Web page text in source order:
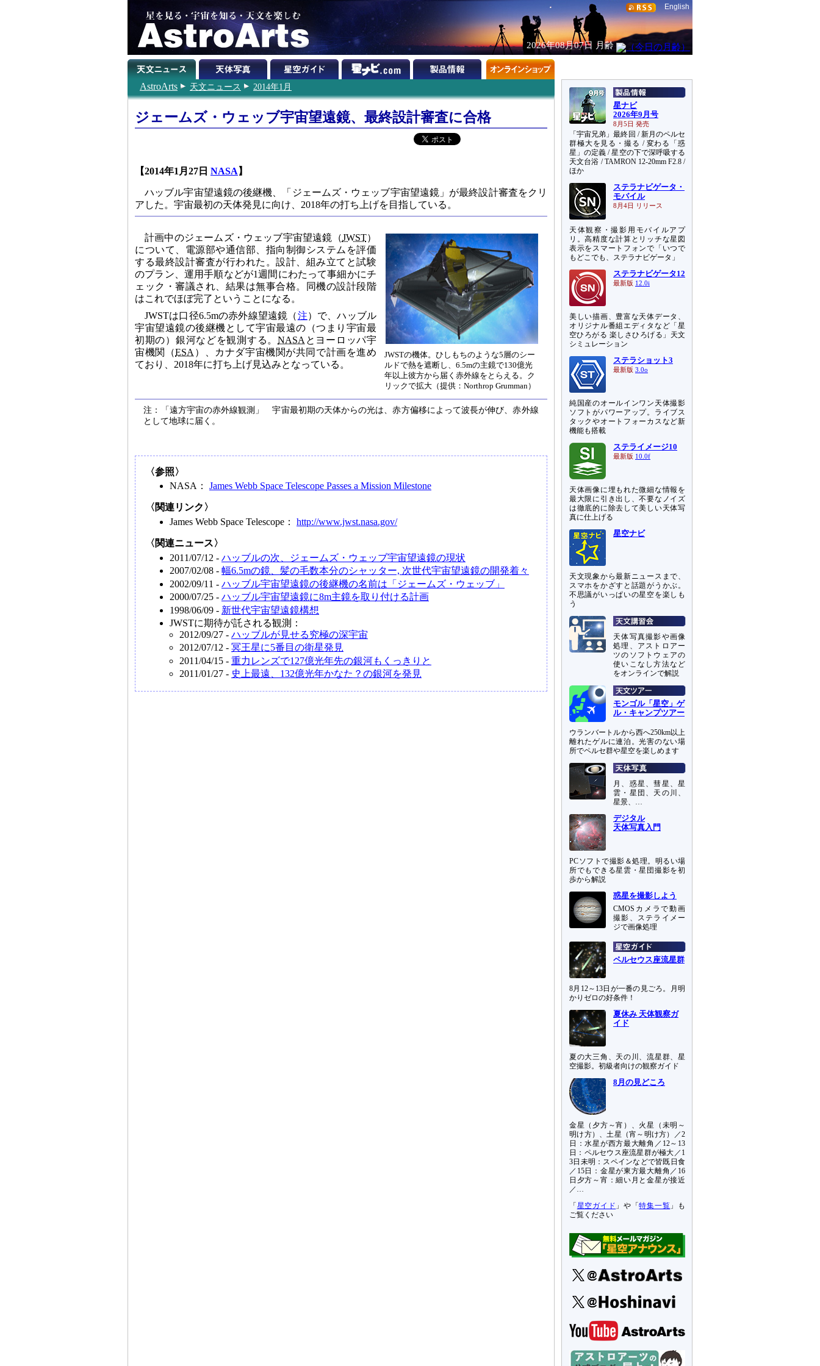
English
2026年08月07日 月齢
AstroArts 天文ニュース 2014年1月
ジェームズ・ウェッブ宇宙望遠鏡、最終設計審査に合格
【2014年1月27日 NASA 】
ハッブル宇宙望遠鏡の後継機、「ジェームズ・ウェッブ宇宙望遠鏡」が最終設計審査をクリ
アした。宇宙最初の天体発見に向け、2018年の打ち上げを目指している。
JWSTの機体。ひしもちのような5層のシー
ルドで熱を遮断し、6.5mの主鏡で130億光
年以上彼方から届く赤外線をとらえる。ク
リックで拡大（提供：Northrop Grumman）
計画中のジェームズ・ウェッブ宇宙望遠鏡（JWST）
について、電源部や通信部、指向制御システムを評価
する最終設計審査が行われた。設計、組み立てと試験
のプラン、運用手順などが1週間にわたって事細かにチ
ェック・審議され、結果は無事合格。同機の設計段階
はこれでほぼ完了ということになる。
JWSTは口径6.5mの赤外線望遠鏡（注）で、ハッブル
宇宙望遠鏡の後継機として宇宙最遠の（つまり宇宙最
初期の）銀河などを観測する。 NASA とヨーロッパ宇
宙機関（ESA ）、カナダ宇宙機関が共同で計画を進め
ており、2018年に打ち上げ見込みとなっている。
注：「遠方宇宙の赤外線観測」 宇宙最初期の天体からの光は、赤方偏移によって波長が伸び、赤外線
として地球に届く。
〈参照〉
NASA： James Webb Space Telescope Passes a Mission Milestone
〈関連リンク〉
James Webb Space Telescope： http://www.jwst.nasa.gov/
〈関連ニュース〉
2011/07/12 - ハッブルの次、ジェームズ・ウェッブ宇宙望遠鏡の現状
2007/02/08 - 幅6.5mの鏡、髪の毛数本分のシャッター, 次世代宇宙望遠鏡の開発着々
2002/09/11 - ハッブル宇宙望遠鏡の後継機の名前は「ジェームズ・ウェッブ」
2000/07/25 - ハッブル宇宙望遠鏡に8m主鏡を取り付ける計画
1998/06/09 - 新世代宇宙望遠鏡構想
JWSTに期待が託される観測：
2012/09/27 - ハッブルが見せる究極の深宇宙
2012/07/12 - 冥王星に5番目の衛星発見
2011/04/15 - 重力レンズで127億光年先の銀河もくっきりと
2011/01/27 - 史上最遠、132億光年かなた？の銀河を発見
星ナビ
2026年9月号
8月5日 発売
「宇宙兄弟」最終回 / 新月のペルセ
群極大を見る・撮る / 変わる「惑
星」の定義 / 星空の下で深呼吸する
天文台浴 / TAMRON 12-20mm F2.8 /
ほか
ステラナビゲータ・
モバイル
8月4日 リリース
天体観察・撮影用モバイルアプ
リ。高精度な計算とリッチな星図
表示をスマートフォンで「いつで
もどこでも、ステラナビゲータ」
ステラナビゲータ12
最新版 12.0i
美しい描画、豊富な天体データ、
オリジナル番組エディタなど「星
空ひろがる 楽しさひろげる」天文
シミュレーション
ステラショット3
最新版 3.0o
純国産のオールインワン天体撮影
ソフトがパワーアップ。ライブス
タックやオートフォーカスなど新
機能も搭載
ステライメージ10
最新版 10.0f
天体画像に埋もれた微細な情報を
最大限に引き出し、不要なノイズ
は徹底的に除去して美しい天体写
真に仕上げる
星空ナビ
天文現象から最新ニュースまで、
スマホをかざすと話題がうかぶ。
不思議がいっぱいの星空を楽しも
う
天体写真撮影や画像
処理、アストロアー
ツのソフトウェアの
使いこなし方法など
をオンラインで解説
モンゴル「星空」ゲ
ル・キャンプツアー
ウランバートルから西へ250km以上
離れたゲルに連泊。光害のない場
所でペルセ群や星空を楽しめます
月、惑星、彗星、星
雲・星団、天の川、
星景、…
デジタル
天体写真入門
PCソフトで撮影＆処理。明るい場
所でもできる星雲・星団撮影を初
歩から解説
惑星を撮影しよう
CMOSカメラで動画
撮影、ステライメー
ジで画像処理
ペルセウス座流星群
8月12～13日が一番の見ごろ。月明
かりゼロの好条件！
夏休み 天体観察ガ
イド
夏の大三角、天の川、流星群、星
空撮影。初級者向けの観察ガイド
8月の見どころ
金星（夕方～宵）、火星（未明～
明け方）、土星（宵～明け方）／2
日：水星が西方最大離角／12～13
日：ペルセウス座流星群が極大／1
3日未明：スペインなどで皆既日食
／15日：金星が東方最大離角／16
日夕方～宵：細い月と金星が接近
／…
「 星空ガイド 」や「特集一覧 」も
ご覧ください